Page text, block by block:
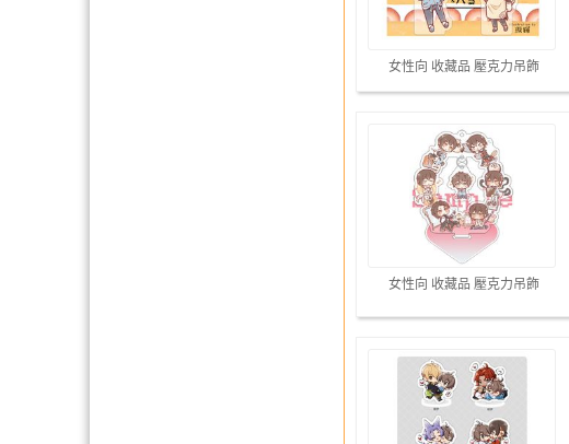
女性向 收藏品 壓克力吊飾
女性向 收藏品 壓克力吊飾